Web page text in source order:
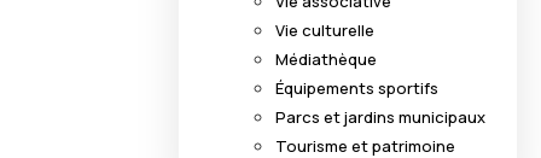
Vie culturelle
Médiathèque
Équipements sportifs
Parcs et jardins municipaux
Tourisme et patrimoine